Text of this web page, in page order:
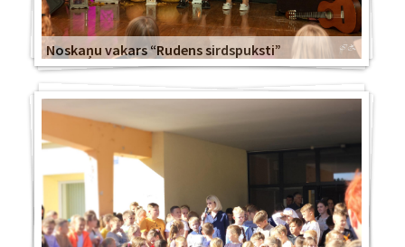
Noskaņu vakars “Rudens sirdspuksti”